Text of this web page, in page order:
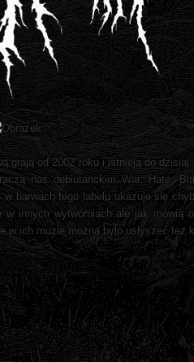
grają od 2002 roku i istnieją do
nas debiutanckim War, Hate,
barwach tego labelu ukazuje się
innych wytwórniach ale jak mówią
w ich muzie można było usłyszeć też